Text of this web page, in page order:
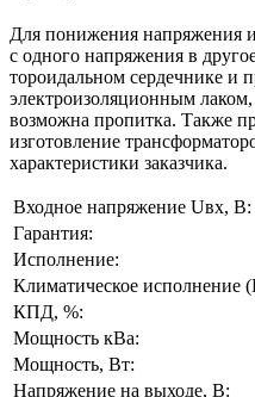
Для понижения напряжения
с одного напряжения в
тороидальном сердечнике и
электроизоляционным
возможна пропитка. Также
изготовление
характеристики заказчика.
Входное напряжение Uвх, В:
Гарантия:
Исполнение:
Климатическое исполнение
КПД, %:
Мощность кВа:
Мощность, Вт:
Напряжение на выходе, В: